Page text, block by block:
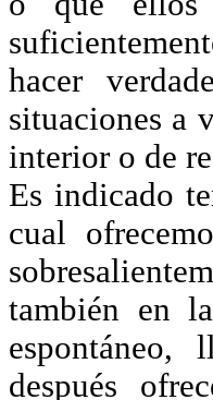
hacer
situaciones a
interior o de
Es indicado
cual
también en
después